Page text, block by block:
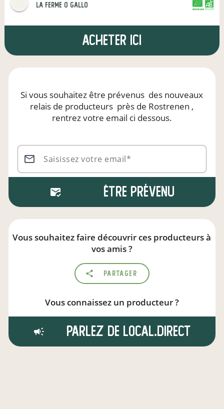
la ferme o gallo CERTIFIÉ PAR FR-BIO-01
AGRICULTURE FRANCE
Acheter ici
Si vous souhaitez être prévenus des nouveaux
relais de producteurs près de Rostrenen ,
rentrez votre email ci dessous.
Saisissez votre email*
Être prévenu
Vous souhaitez faire découvrir ces producteurs à
vos amis ?
Partager
Vous connaissez un producteur ?
Parlez de local.direct